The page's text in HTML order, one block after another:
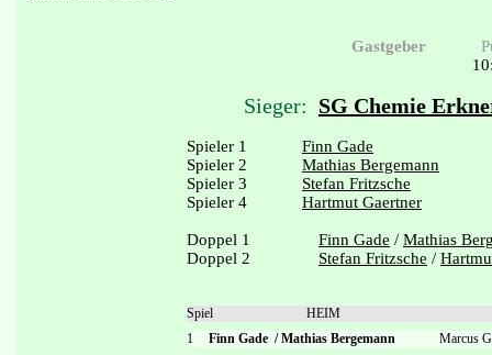
Gastgeber
Sieger: SG Chemie
Spieler 1
Finn Gade
Spieler 2
Mathias Bergemann
Spieler 3
Stefan Fritzsche
Spieler 4
Hartmut Gaertner
Doppel 1 Finn Gade / Mathias
Doppel 2
Stefan Fritzsche /
Spiel
HEIM
1
Finn Gade /Mathias Bergemann
Marcus